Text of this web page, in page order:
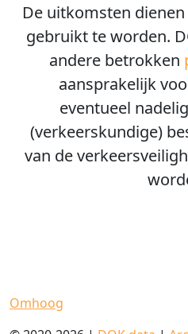
De uitkomsten
gebruikt te worden.
andere betrokken
aansprakelijk
eventueel
(verkeerskundige)
van de
Omhoog